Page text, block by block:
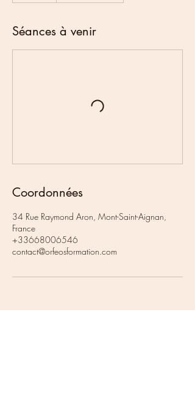
Séances à venir
Coordonnées
34 Rue Raymond Aron, Mont-Saint-Aignan,
France
+33668006546
contact@orfeosformation.com